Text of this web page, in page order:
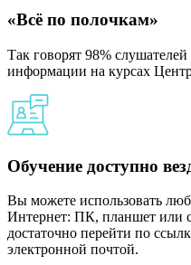
«Всё по полочкам»
Так говорят 98%
информации на курсах
Обучение доступно
Вы можете использовать
Интернет: ПК, планшет или
достаточно перейти по
электронной почтой.